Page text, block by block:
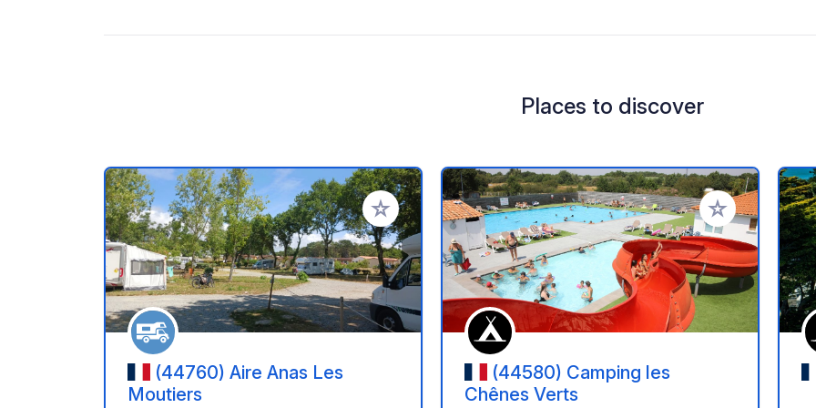
Places to discover
Add to your favorites
(44760) Aire Anas Les
Moutiers
Add to your
(44580) Camping les
Chênes Verts